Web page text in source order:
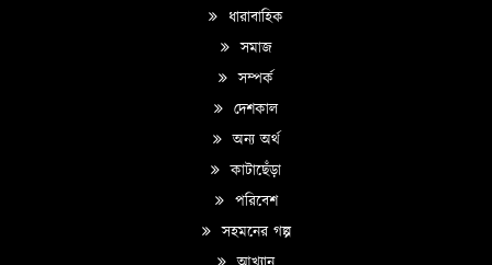
ধারাবাহিক
সমাজ
সম্পর্ক
দেশকাল
অন্য অর্থ
কাটাছেঁড়া
পরিবেশ
সহমনের গল্প